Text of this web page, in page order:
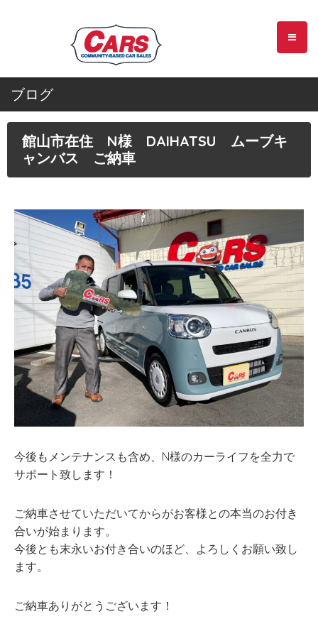
ブログ
館山市在住 N様 DAIHATSU ムーブキ
ャンバス ご納車
今後もメンテナンスも含め、N様のカーライフを全力で
サポート致します！
ご納車させていただいてからがお客様との本当のお付き
合いが始まります。
今後とも末永いお付き合いのほど、よろしくお願い致し
ます。
ご納車ありがとうございます！